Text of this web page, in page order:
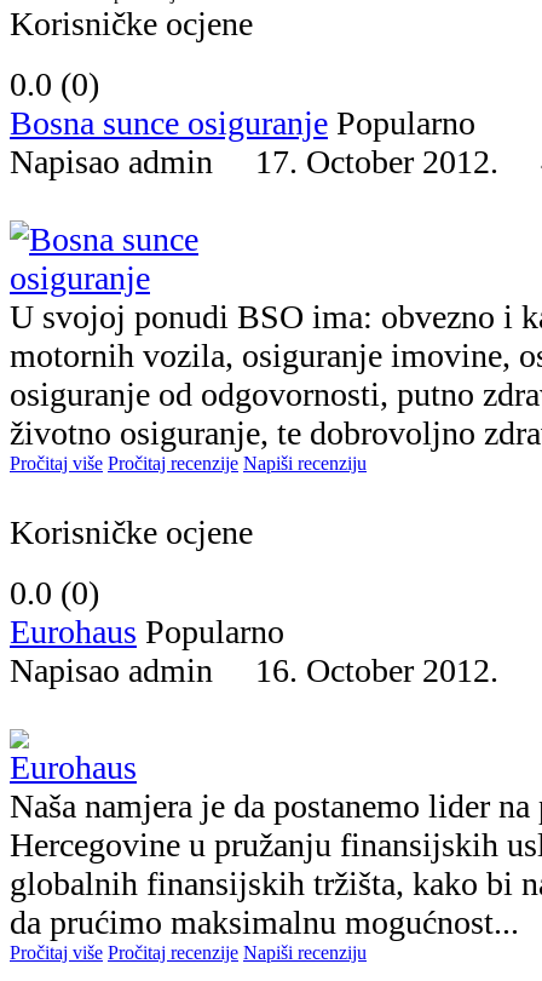
Korisničke ocjene
0.0 (0)
Bosna sunce osiguranje Popularno
Napisao admin 17. October 2012.
U svojoj ponudi BSO ima: obvezno i
motornih vozila, osiguranje imovine,
osiguranje od odgovornosti, putno
životno osiguranje, te dobrovoljno
Pročitaj više Pročitaj recenzije Napiši recenziju
Korisničke ocjene
0.0 (0)
Eurohaus Popularno
Napisao admin 16. October 2012.
Naša namjera je da postanemo lider
Hercegovine u pružanju finansijskih
globalnih finansijskih tržišta, kako bi
da prućimo maksimalnu mogućnost...
Pročitaj više Pročitaj recenzije Napiši recenziju